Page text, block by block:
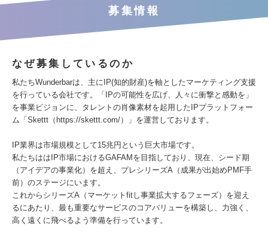
募集情報
なぜ募集しているのか
私たちWunderbarは、主にIP(知的財産)を軸としたマーケティング支援
を行っている会社です。「IPの可能性を広げ、人々に衝撃と感動を」
を事業ビジョンに、タレントの肖像素材を起用したIPプラットフォー
ム「Skettt（https://skettt.com/）」を運営しております。
IP業界は市場規模として15兆円という巨大市場です。
私たちははIP市場におけるGAFAMを目指しており、現在、シード期
（アイデアの事業化）を超え、プレシリーズA（成果が出始めPMF手
前）のステージにいます。
これからシリーズA（マーケットfitし事業拡大するフェーズ）を迎え
るにあたり、最も重要なサービスのコアバリューを構築し、力強く、
高く遠くに飛べるよう準備を行っています。